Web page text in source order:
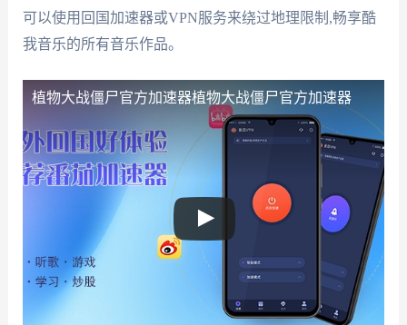
可以使用回国加速器或VPN服务来绕过地理限制,畅享酷
我音乐的所有音乐作品。
植物大战僵尸官方加速器植物大战僵尸官方加速器